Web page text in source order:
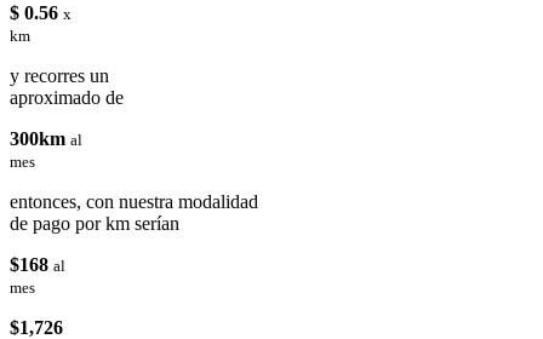
$ 0.56 x
km
y recorres un
aproximado de
300km al
mes
entonces, con nuestra modalidad
de pago por km serían
$168 al
mes
$1,726